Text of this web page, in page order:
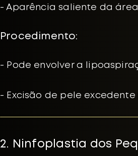
- Aparência saliente da
Procedimento:
- Pode envolver a
- Excisão de pele
2. Ninfoplastia dos